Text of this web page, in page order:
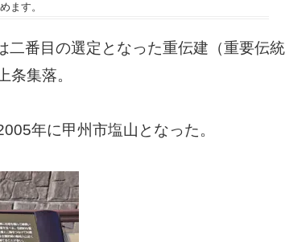
ます。
番目の選定となった重伝建（重要伝統
条集落。
年に甲州市塩山となった。